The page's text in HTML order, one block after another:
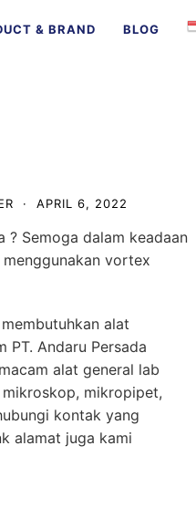
& BRAND BLOG
· APRIL 6, 2022
? Semoga dalam keadaan
vortex
alat
PT. Andaru Persada
cam alat general lab
mikropipet,
kontak yang
alamat juga kami